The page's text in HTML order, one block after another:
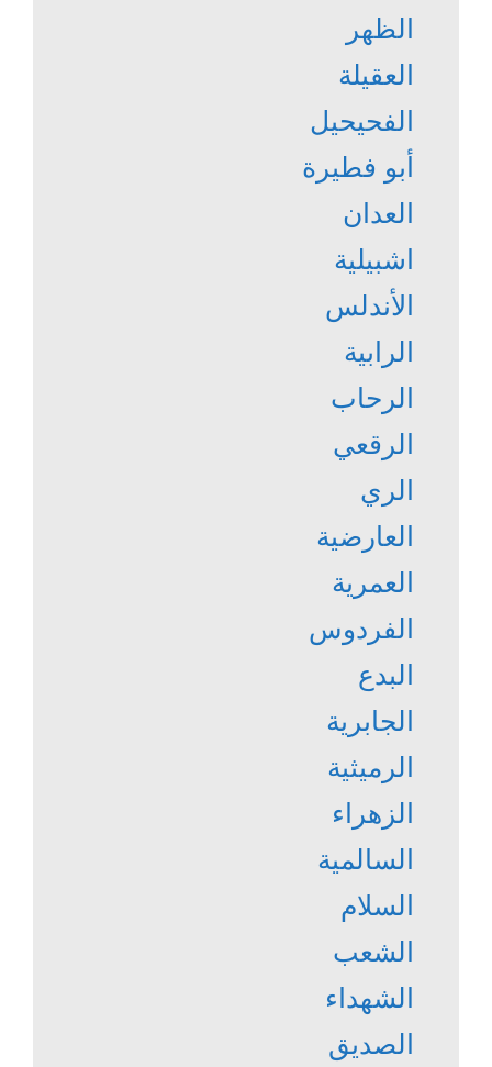
الظهر
العقيلة
الفحيحيل
أبو فطيرة
العدان
اشبيلية
الأندلس
الرابية
الرحاب
الرقعي
الري
العارضية
العمرية
الفردوس
البدع
الجابرية
الرميثية
الزهراء
السالمية
السلام
الشعب
الشهداء
الصديق